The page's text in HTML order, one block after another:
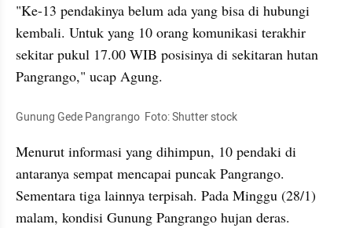
"Ke-13 pendakinya belum ada yang bisa di hubungi
kembali. Untuk yang 10 orang komunikasi terakhir
sekitar pukul 17.00 WIB posisinya di sekitaran hutan
Pangrango," ucap Agung.
Gunung Gede Pangrango  Foto: Shutter stock
Menurut informasi yang dihimpun, 10 pendaki di
antaranya sempat mencapai puncak Pangrango.
Sementara tiga lainnya terpisah. Pada Minggu (28/1)
malam, kondisi Gunung Pangrango hujan deras.